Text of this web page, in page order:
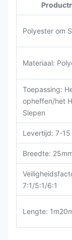
Polyester om
Materiaal:
Toepassing:
opheffen/het
Slepen
Levertijd: 7-
Breedte:
7:1/5:1/6:1
Lengte: